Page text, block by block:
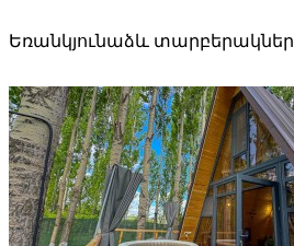
Եռանկյունաձև տարբերակներ